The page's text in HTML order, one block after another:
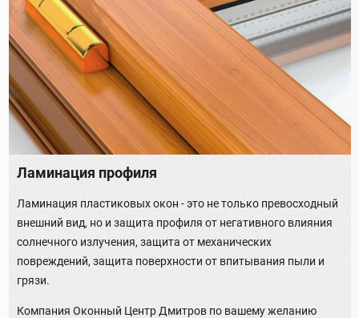
Ламинация профиля
Ламинация пластиковых окон - это не только превосходный
внешний вид, но и защита профиля от негативного влияния
солнечного излучения, защита от механических
повреждений, защита поверхности от впитывания пыли и
грязи.
Компания Оконный Центр Дмитров по вашему желанию